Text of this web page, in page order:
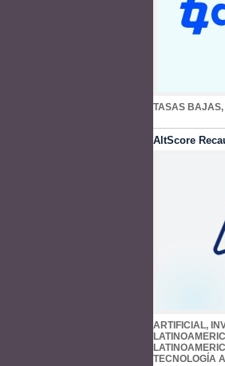
TASAS BAJAS,
AltScore
ARTIFICIAL,
TECNOLOGÍA